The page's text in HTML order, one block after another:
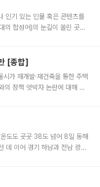
인기 있는 인물 혹은 콘텐츠를
합성어)의 눈길이 쏠린 곳은
[종합]
가 재개발·재건축을 통한 주택
의 정책 엇박자 논란에 대해 정
도도 곳곳 38도 넘어 8일 동해
데 이어 경기 하남과 전남 광양